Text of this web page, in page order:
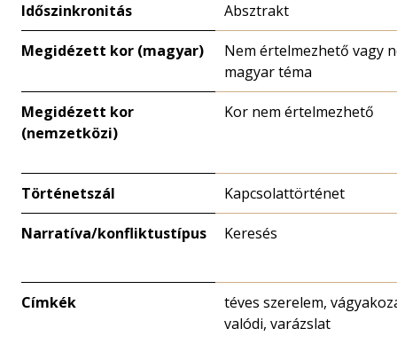
Időszinkronitás Absztrakt
Megidézett kor (magyar)
Nem értelmezhető vagy
magyar téma
Megidézett kor
(nemzetközi)
Kor nem értelmezhető
Történetszál Kapcsolattörténet
Narratíva/konfliktustípus Keresés
Címkék
téves szerelem,
valódi, varázslat